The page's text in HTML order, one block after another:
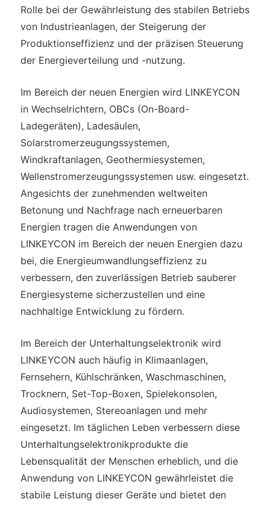
Rolle bei der Gewährleistung des stabilen Betriebs
von Industrieanlagen, der Steigerung der
Produktionseffizienz und der präzisen Steuerung
der Energieverteilung und -nutzung.
Im Bereich der neuen Energien wird LINKEYCON
in Wechselrichtern, OBCs (On-Board-
Ladegeräten), Ladesäulen,
Solarstromerzeugungssystemen,
Windkraftanlagen, Geothermiesystemen,
Wellenstromerzeugungssystemen usw. eingesetzt.
Angesichts der zunehmenden weltweiten
Betonung und Nachfrage nach erneuerbaren
Energien tragen die Anwendungen von
LINKEYCON im Bereich der neuen Energien dazu
bei, die Energieumwandlungseffizienz zu
verbessern, den zuverlässigen Betrieb sauberer
Energiesysteme sicherzustellen und eine
nachhaltige Entwicklung zu fördern.
Im Bereich der Unterhaltungselektronik wird
LINKEYCON auch häufig in Klimaanlagen,
Fernsehern, Kühlschränken, Waschmaschinen,
Trocknern, Set-Top-Boxen, Spielekonsolen,
Audiosystemen, Stereoanlagen und mehr
eingesetzt. Im täglichen Leben verbessern diese
Unterhaltungselektronikprodukte die
Lebensqualität der Menschen erheblich, und die
Anwendung von LINKEYCON gewährleistet die
stabile Leistung dieser Geräte und bietet den